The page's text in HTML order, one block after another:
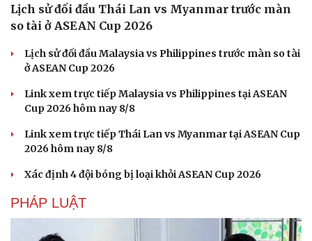
Văn hóa
Sân khấu - Điện ảnh
Văn học
Di sản
Nghệ sĩ
Lịch sử đối đầu Thái Lan vs Myanmar trước màn
so tài ở ASEAN Cup 2026
Lịch sử đối đầu Malaysia vs Philippines trước màn so tài
ở ASEAN Cup 2026
Link xem trực tiếp Malaysia vs Philippines tại ASEAN
Cup 2026 hôm nay 8/8
Link xem trực tiếp Thái Lan vs Myanmar tại ASEAN Cup
2026 hôm nay 8/8
Xác định 4 đội bóng bị loại khỏi ASEAN Cup 2026
PHÁP LUẬT